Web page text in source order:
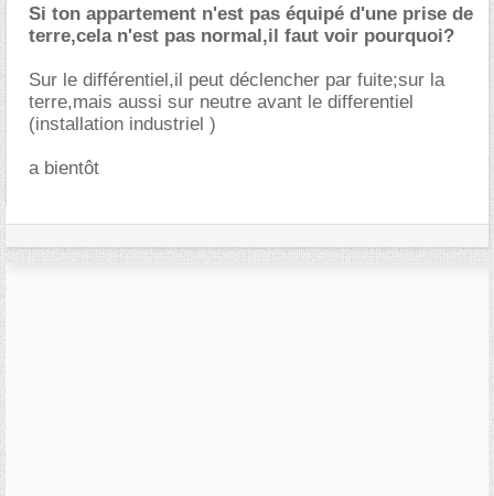
Si ton appartement n'est pas équipé d'une prise de
terre,cela n'est pas normal,il faut voir pourquoi?
Sur le différentiel,il peut déclencher par fuite;sur la
terre,mais aussi sur neutre avant le differentiel
(installation industriel )
a bientôt